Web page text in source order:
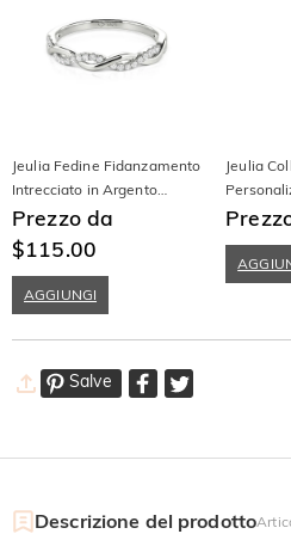
Jeulia Fedine Fidanzamento
Intrecciato in Argento
Sterling
Prezzo da
$115.00
AGGIUNGI
Jeulia
Taglio
Salve
Descrizione del prodotto